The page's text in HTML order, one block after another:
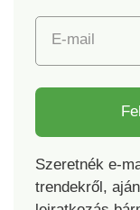
E-mail
Szeretnék e-
trendekről,